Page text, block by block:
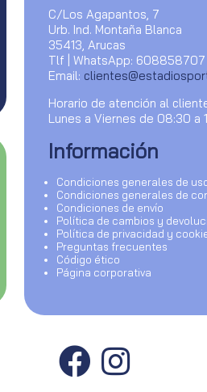
C/Los Agapantos, 7
Urb. Ind. Montaña Blanca
35413, Arucas
Tlf | WhatsApp: 608858707
Email:
Horario de atención al
Lunes a Viernes de 08:30 a
Información
Condiciones generales de
Condiciones generales de
Condiciones de envío
Política de cambios y
Política de privacidad y
Preguntas frecuentes
Código ético
Página corporativa